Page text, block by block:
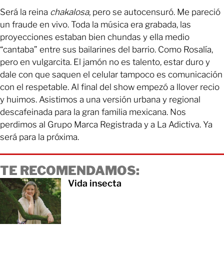
Será la reina chakalosa, pero se autocensuró. Me pareció
un fraude en vivo. Toda la música era grabada, las
proyecciones estaban bien chundas y ella medio
“cantaba” entre sus bailarines del barrio. Como Rosalía,
pero en vulgarcita. El jamón no es talento, estar duro y
dale con que saquen el celular tampoco es comunicación
con el respetable. Al final del show empezó a llover recio
y huimos. Asistimos a una versión urbana y regional
descafeinada para la gran familia mexicana. Nos
perdimos al Grupo Marca Registrada y a La Adictiva. Ya
será para la próxima.
TE RECOMENDAMOS:
Vida insecta